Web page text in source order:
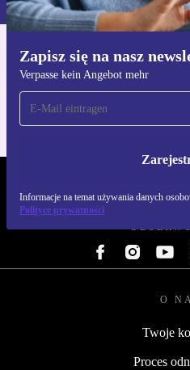
Zapisz się na nasz
Verpasse kein Angebot mehr
Informacje na temat używania danych
Polityce prywatności
Pobierz
Dla iOS i
O
Twoje
Proces